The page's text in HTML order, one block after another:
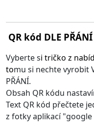
QR kód DLE PŘÁNÍ
Vyberte si tričko z
tomu si nechte vyrobit
PŘÁNÍ.
Obsah QR kódu
Text QR kód přečtete
z fotky aplikací "google